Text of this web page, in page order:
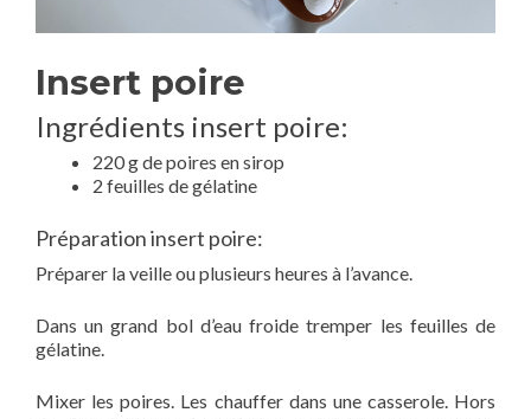
Insert poire
Ingrédients insert poire:
220 g de poires en sirop
2 feuilles de gélatine
Préparation insert poire:
Préparer la veille ou plusieurs heures à l’avance.
Dans un grand bol d’eau froide tremper les feuilles de
gélatine.
Mixer les poires. Les chauffer dans une casserole. Hors